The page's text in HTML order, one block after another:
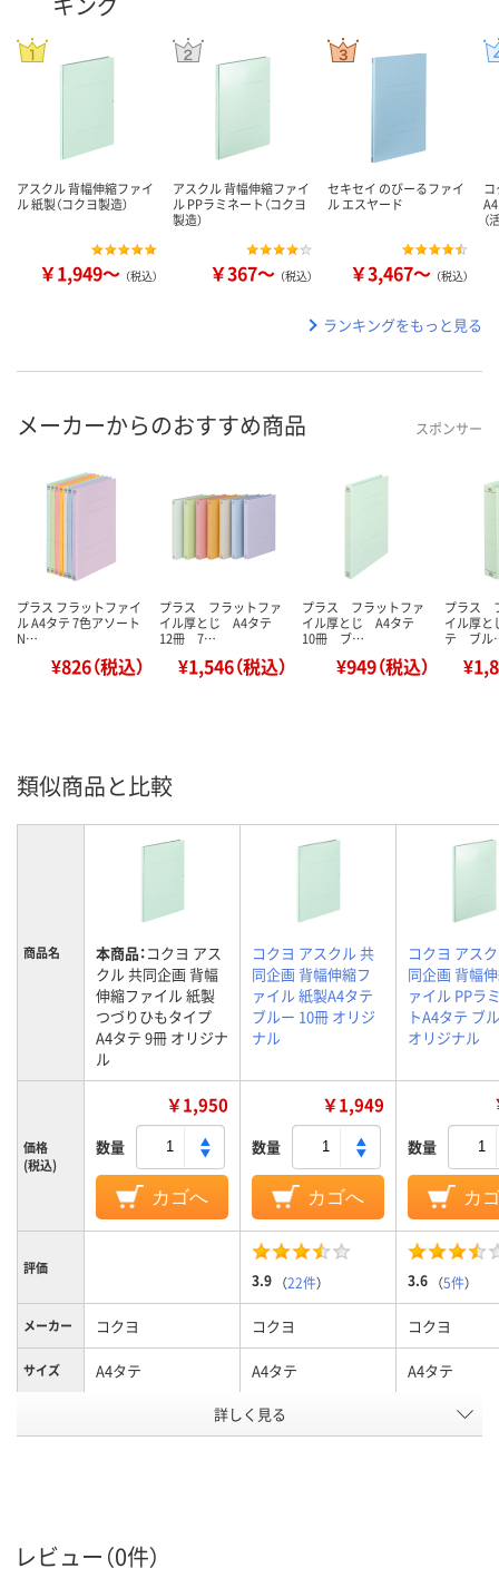
アスクル 背幅伸縮ファイ
ル 紙製（コクヨ製造）
￥1,949～ （税込）
アスクル 背幅伸縮ファイ
ル PPラミネート（コクヨ
製造）
￥367～ （税込）
セキセイ のびーるファイ
ル エスヤード
￥3,467～ （税込）
ランキングをもっと見る
メーカーからのおすすめ商品 スポンサー
プラス フラットファイ
ル A4タテ 7色アソート
N…
¥826（税込）
プラス フラットファ
イル厚とじ A4タテ
12冊 7…
¥1,546（税込）
プラス フラットファ
イル厚とじ A4タテ
10冊 ブ…
¥949（税込）
プラス
イル厚
テ ブ
類似商品と比較
商品名 本商品：コクヨ アス
クル 共同企画 背幅
伸縮ファイル 紙製
つづりひもタイプ
A4タテ 9冊 オリジナ
ル
コクヨ アスクル 共
同企画 背幅伸縮フ
ァイル 紙製A4タテ
ブルー 10冊 オリジ
ナル
コクヨ アス
同企画 背幅
ァイル PPラ
トA4タテ ブ
オリジナル
価格
(税込)
￥1,950
数量
カゴへ
￥1,949
数量
カゴへ
数量
カ
評価
3.9 （22件） 3.6 （5件）
メーカー コクヨ コクヨ コクヨ
サイズ A4タテ A4タテ A4タテ
ブルー系 ブルー系
詳しく見る
レビュー（0件）